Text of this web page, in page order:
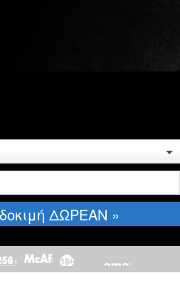
ΔΩΡΕΑΝ »